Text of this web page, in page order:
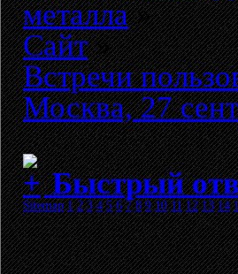
металла»
Сайт»
Встречи
Москва, 27
Быстрый
Sitemap 1 2 3 4 5 6 7 8 9 10 11 12 13 14